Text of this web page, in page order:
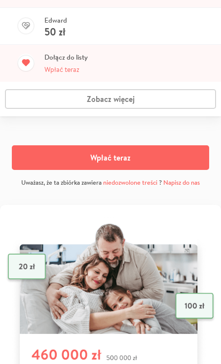
Edward
50 zł
Dołącz do listy
Wpłać teraz
Zobacz więcej
Wpłać teraz
Uważasz, że ta zbiórka zawiera niedozwolone treści? Napisz do nas